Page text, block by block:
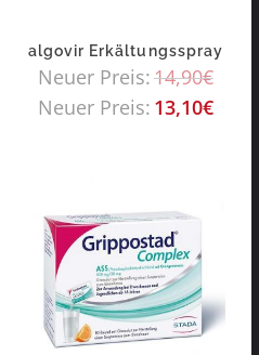
algovir Erkältungsspray
Neuer Preis:14,90€
Neuer Preis: 13,10€